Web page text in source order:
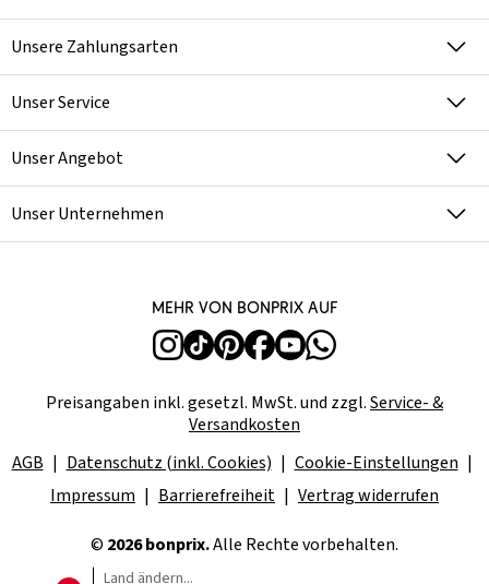
Unsere Zahlungsarten
Unser Service
Unser Angebot
Unser Unternehmen
Mehr von bonprix auf
Preisangaben inkl. gesetzl. MwSt. und zzgl.Service- &
Versandkosten
AGB
Datenschutz (inkl. Cookies)
Cookie-Einstellungen
Impressum
Barrierefreiheit Vertrag widerrufen
© 2026 bonprix.Alle Rechte vorbehalten.
Land ändern...